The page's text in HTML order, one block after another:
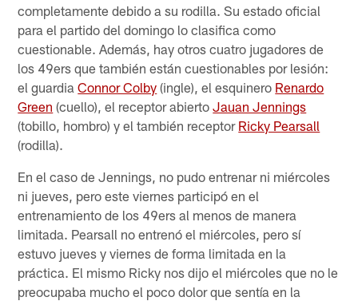
completamente debido a su rodilla. Su estado oficial
para el partido del domingo lo clasifica como
cuestionable. Además, hay otros cuatro jugadores de
los 49ers que también están cuestionables por lesión:
el guardiaConnor Colby (ingle), el esquinero Renardo
Green (cuello), el receptor abiertoJauan Jennings
(tobillo, hombro) y el también receptor Ricky Pearsall
(rodilla).
En el caso de Jennings, no pudo entrenar ni miércoles
ni jueves, pero este viernes participó en el
entrenamiento de los 49ers al menos de manera
limitada. Pearsall no entrenó el miércoles, pero sí
estuvo jueves y viernes de forma limitada en la
práctica. El mismo Ricky nos dijo el miércoles que no le
preocupaba mucho el poco dolor que sentía en la